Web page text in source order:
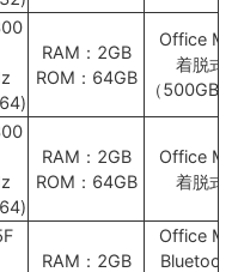
RAM：2GB
ROM：64GB
Office
着脱式
（500GB
RAM：2GB
ROM：64GB
Office
着脱式
RAM：2GB
Office